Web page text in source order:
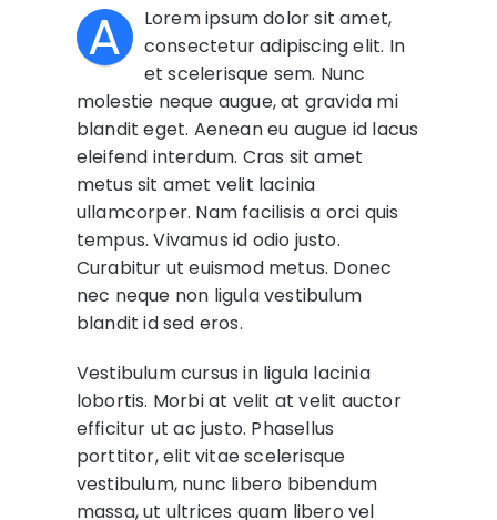
A
Lorem ipsum dolor sit amet,
consectetur adipiscing elit. In
et scelerisque sem. Nunc
molestie neque augue, at gravida mi
blandit eget. Aenean eu augue id lacus
eleifend interdum. Cras sit amet
metus sit amet velit lacinia
ullamcorper. Nam facilisis a orci quis
tempus. Vivamus id odio justo.
Curabitur ut euismod metus. Donec
nec neque non ligula vestibulum
blandit id sed eros.
Vestibulum cursus in ligula lacinia
lobortis. Morbi at velit at velit auctor
efficitur ut ac justo. Phasellus
porttitor, elit vitae scelerisque
vestibulum, nunc libero bibendum
massa, ut ultrices quam libero vel